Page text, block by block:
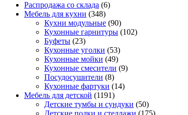
Распродажа со склада (6)
Мебель для кухни (348)
Кухни модульные (90)
Кухонные гарнитуры (102)
Буфеты (23)
Кухонные уголки (53)
Кухонные мойки (49)
Кухонные смесители (9)
Посудосушители (8)
Кухонные фартуки (14)
Мебель для детской (1191)
Детские тумбы и сундуки (50)